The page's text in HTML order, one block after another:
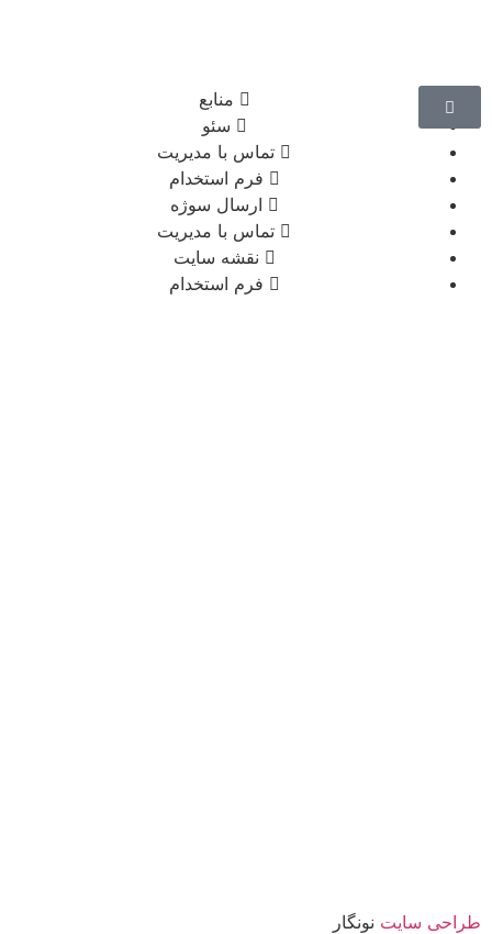
منابع
سئو
تماس با مدیریت
فرم استخدام
ارسال سوژه
تماس با مدیریت
نقشه سایت
فرم استخدام
طراحی سایت نونگار